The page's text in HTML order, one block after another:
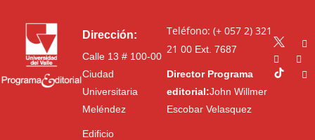
Dirección:
Calle 13 # 100-00
Ciudad
Universitaria
Meléndez
Edificio
Teléfono: (+ 057 2) 321
21 00Ext. 7687
Director Programa
editorial:John Willmer
Escobar Velasquez